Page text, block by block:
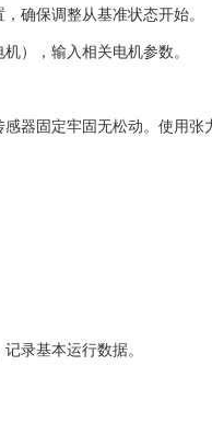
确保调整从基准状态开始。
），输入相关电机参数。
固定牢固无松动。使用张
录基本运行数据。